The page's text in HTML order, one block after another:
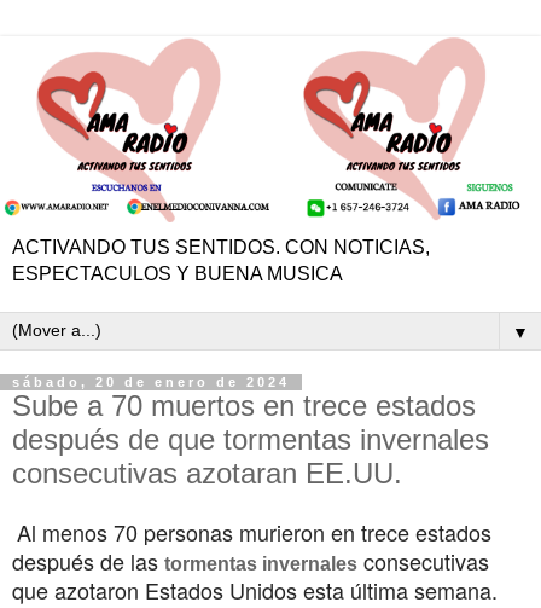
ACTIVANDO TUS SENTIDOS. CON NOTICIAS,
ESPECTACULOS Y BUENA MUSICA
▼
sábado, 20 de enero de 2024
Sube a 70 muertos en trece estados
después de que tormentas invernales
consecutivas azotaran EE.UU.
Al menos 70 personas murieron en trece estados
después de las tormentas invernales consecutivas
que azotaron Estados Unidos esta última semana.